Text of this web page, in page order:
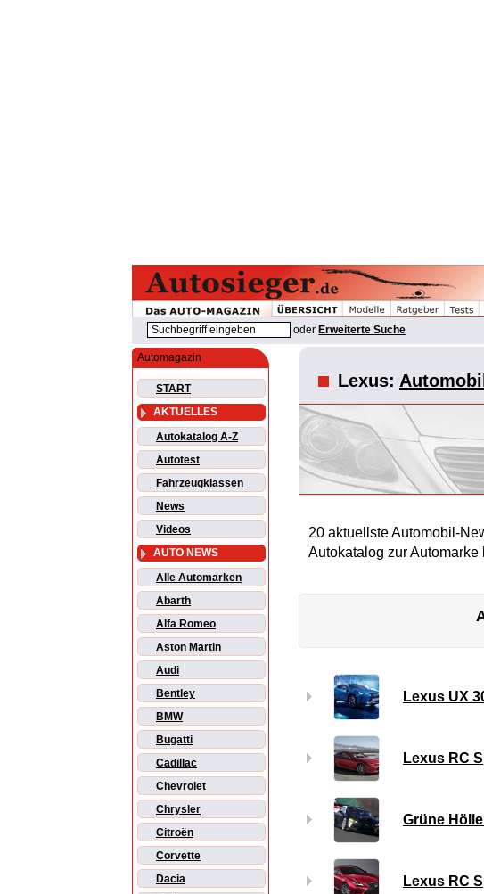
oder Erweiterte Suche
Automagazin
START
AKTUELLES
Autokatalog A-Z
Autotest
Fahrzeugklassen
News
Videos
AUTO NEWS
Alle Automarken
Abarth
Alfa Romeo
Aston Martin
Audi
Bentley
BMW
Bugatti
Cadillac
Chevrolet
Chrysler
Citroën
Corvette
Dacia
Lexus:
20 aktuellste Automobil-
Autokatalog zur Automarke
Lexus UX
Lexus RC
Grüne
Lexus RC